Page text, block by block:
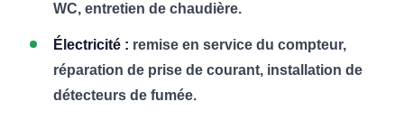
WC, entretien de chaudière.
Électricité : remise en service du compteur,
réparation de prise de courant, installation de
détecteurs de fumée.